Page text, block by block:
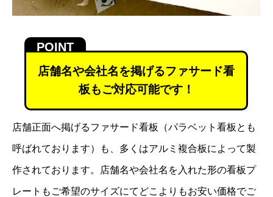
店舗名や会社名を掲げるファサード看
板もご対応可能です！
店舗正面へ掲げるファサード看板（パラベット看板とも
呼ばれております）も、多くはアルミ複合板によって製
作されております。店舗名や会社名を入れた形の看板プ
レートもご希望のサイズにてどこよりもお安い価格でご